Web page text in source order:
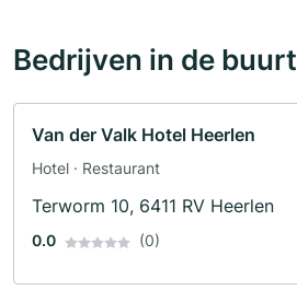
Bedrijven in de buurt
Van der Valk Hotel Heerlen
Hotel · Restaurant
Terworm 10, 6411 RV Heerlen
0.0 (0)